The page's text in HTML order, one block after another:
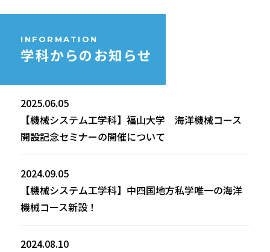
INFORMATION
学科からの お知らせ
2025.06.05
【機械システム工学科】福山大学 海洋機械コース
開設記念セミナーの開催について
2024.09.05
【機械システム工学科】中四国地方私学唯一の海洋
機械コース新設！
2024.08.10